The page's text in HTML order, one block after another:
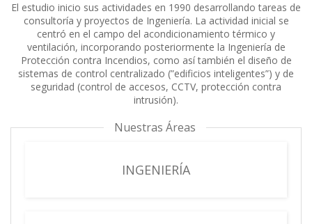
El estudio inicio sus actividades en 1990 desarrollando tareas de
consultoría y proyectos de Ingeniería. La actividad inicial se
centró en el campo del acondicionamiento térmico y
ventilación, incorporando posteriormente la Ingeniería de
Protección contra Incendios, como así también el diseño de
sistemas de control centralizado (”edificios inteligentes”) y de
seguridad (control de accesos, CCTV, protección contra
intrusión).
Nuestras Áreas
INGENIERÍA